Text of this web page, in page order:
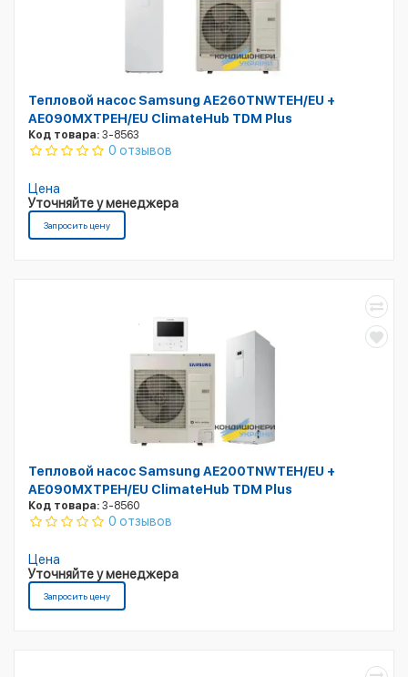
Тепловой насос Samsung AE260TNWTEH/EU +
AE090MXTPEH/EU ClimateHub TDM Plus
Код товара: 3-8563
0 отзывов
Цена
Уточняйте у менеджера
Запросить цену
Тепловой насос Samsung AE200TNWTEH/EU +
AE090MXTPEH/EU ClimateHub TDM Plus
Код товара: 3-8560
0 отзывов
Цена
Уточняйте у менеджера
Запросить цену